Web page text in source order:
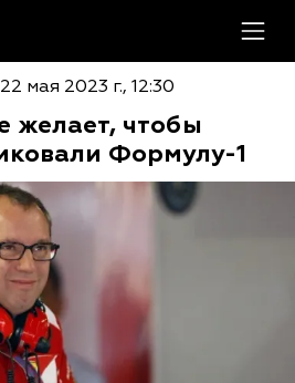
22 мая 2023 г., 12:30
желает, чтобы
Формулу-1